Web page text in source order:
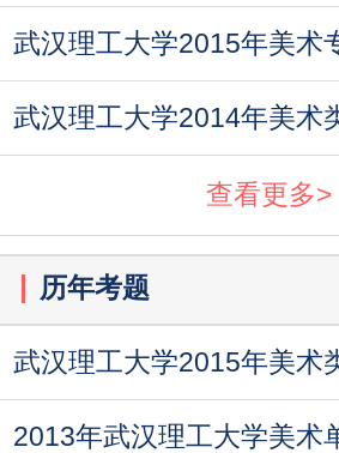
武汉理工大学2015年美术
查看更多>
历年考题